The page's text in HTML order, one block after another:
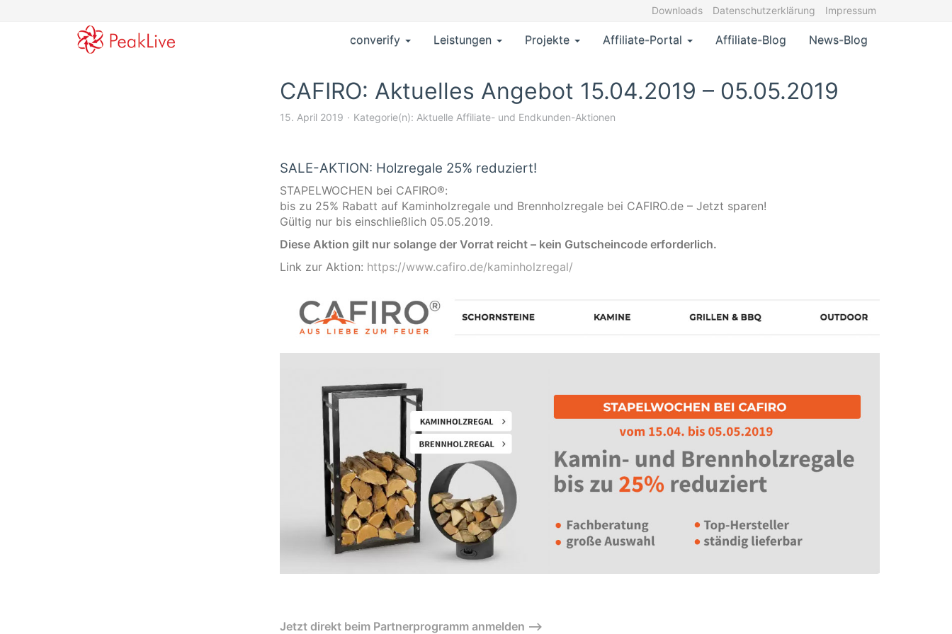
Downloads Datenschutzerklärung Impressum
converify Leistungen Projekte Affiliate-Portal Affiliate-Blog News-Blog
CAFIRO: Aktuelles Angebot 15.04.2019 – 05.05.2019
15. April 2019 Kategorie(n): Aktuelle Affiliate- und Endkunden-Aktionen
SALE-AKTION: Holzregale 25% reduziert!
STAPELWOCHEN bei CAFIRO®:
bis zu 25% Rabatt auf Kaminholzregale und Brennholzregale bei CAFIRO.de – Jetzt sparen!
Gültig nur bis einschließlich 05.05.2019.
Diese Aktion gilt nur solange der Vorrat reicht – kein Gutscheincode erforderlich.
Link zur Aktion: https://www.cafiro.de/kaminholzregal/
Jetzt direkt beim Partnerprogramm anmelden –>